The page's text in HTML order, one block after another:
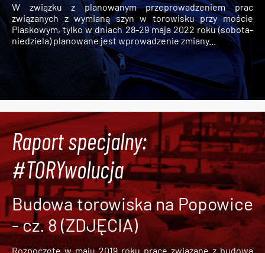
W związku z planowanym przeprowadzeniem prac
związanych z wymianą szyn w torowisku przy moście
Piaskowym, tylko w dniach 28-29 maja 2022 roku (sobota-
niedziela) planowane jest wprowadzenie zmiany...
Raport specjalny:
#TORYwolucja
Budowa torowiska na Popowice
- cz. 8 (ZDJĘCIA)
Rozpoczęte w maju 2019 roku prace związane z budową